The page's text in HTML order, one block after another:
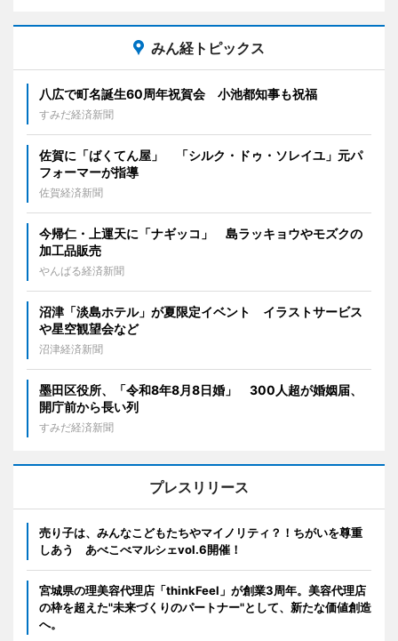
みん経トピックス
八広で町名誕生60周年祝賀会 小池都知事も祝福
すみだ経済新聞
佐賀に「ばくてん屋」 「シルク・ドゥ・ソレイユ」元パ
フォーマーが指導
佐賀経済新聞
今帰仁・上運天に「ナギッコ」 島ラッキョウやモズクの
加工品販売
やんばる経済新聞
沼津「淡島ホテル」が夏限定イベント イラストサービス
や星空観望会など
沼津経済新聞
墨田区役所、「令和8年8月8日婚」 300人超が婚姻届、
開庁前から長い列
すみだ経済新聞
プレスリリース
売り子は、みんなこどもたちやマイノリティ？！ちがいを尊重
しあう あべこべマルシェvol.6開催！
宮城県の理美容代理店「thinkFeel」が創業3周年。美容代理店
の枠を超えた"未来づくりのパートナー"として、新たな価値創造
へ。